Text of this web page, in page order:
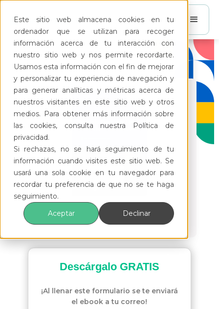
Este sitio web almacena cookies en tu
ordenador que se utilizan para recoger
información acerca de tu interacción con
nuestro sitio web y nos permite recordarte.
Usamos esta información con el fin de mejorar
y personalizar tu experiencia de navegación y
para generar analíticas y métricas acerca de
nuestros visitantes en este sitio web y otros
medios. Para obtener más información sobre
las cookies, consulta nuestra Política de
privacidad.
Si rechazas, no se hará seguimiento de tu
información cuando visites este sitio web. Se
usará una sola cookie en tu navegador para
recordar tu preferencia de que no se te haga
seguimiento.
Aceptar
Declinar
Modelo descargable:
Notificación de Adeudo
Descárgalo GRATIS
¡Al llenar este formulario se te enviará
el ebook a tu correo!